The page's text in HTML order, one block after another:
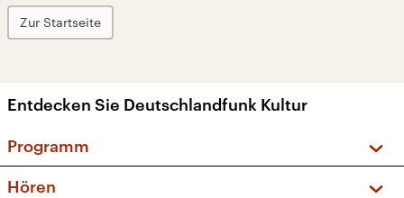
Zur Startseite
Entdecken Sie Deutschlandfunk Kultur
Programm
Hören